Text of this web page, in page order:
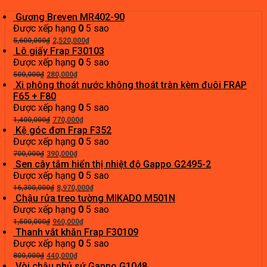
Gương Breven MR402-90
Được xếp hạng 0 5 sao
5,600,000₫ Giá
gốc
là:
5,600,000₫.
2,520,000₫Giá
hiện
tại
2,520,000₫.
Lô giấy Frap F30103
Được xếp hạng 0 5 sao
500,000₫ Giá
gốc
là:
500,000₫.
280,000₫Giá
hiện
là:
280,000₫.
Xi phông thoát nước không thoát tràn kèm đuôi FRAP
F65 + F80
Được xếp hạng 0 5 sao
1,400,000₫ Giá
gốc
là:
1,400,000₫.
770,000₫Giá
hiện
tại
770,000₫.
Kệ góc đơn Frap F352
Được xếp hạng 0 5 sao
700,000₫ Giá
gốc
là:
700,000₫.
390,000₫Giá
hiện
tại
là:
390,000₫.
Sen cây tắm hiển thị nhiệt độ Gappo G2495-2
Được xếp hạng 0 5 sao
16,300,000₫ Giá
gốc
là:
16,300,000₫.
8,970,000₫Giá
hiện
tại
8,970,000₫.
Chậu rửa treo tường MIKADO M501N
Được xếp hạng 0 5 sao
1,500,000₫ Giá
gốc
là:
1,500,000₫.
960,000₫Giá
hiện
tại
Thanh vắt khăn Frap F30109
Được xếp hạng 0 5 sao
800,000₫ Giá
440,000₫Giá